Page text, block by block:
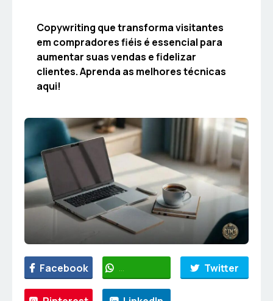
Copywriting que transforma visitantes
em compradores fiéis é essencial para
aumentar suas vendas e fidelizar
clientes. Aprenda as melhores técnicas
aqui!
Facebook WhatsApp Twitter